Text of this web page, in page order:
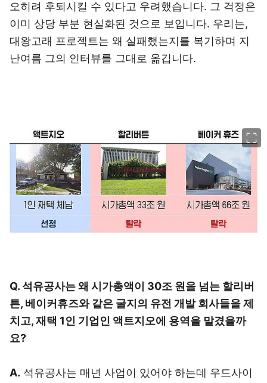
오히려 후퇴시킬 수 있다고 우려했습니다. 그 걱정은
이미 상당 부분 현실화된 것으로 보입니다. 우리는,
대왕고래 프로젝트는 왜 실패했는지를 복기하며 지
난여름 그의 인터뷰를 그대로 옮깁니다.
Q. 석유공사는 왜 시가총액이 30조 원을 넘는 할리버
튼, 베이커휴즈와 같은 굴지의 유전 개발 회사들을 제
치고, 재택 1인 기업인 액트지오에 용역을 맡겼을까
요?
A. 석유공사는 매년 사업이 있어야 하는데 우드사이